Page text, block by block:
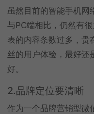
虽然目前的智能手机网
与PC端相比，仍然有
表的内容条数过多，贵
丝的用户体验，最好还
好。
2.品牌定位要清晰
作为一个品牌营销型微